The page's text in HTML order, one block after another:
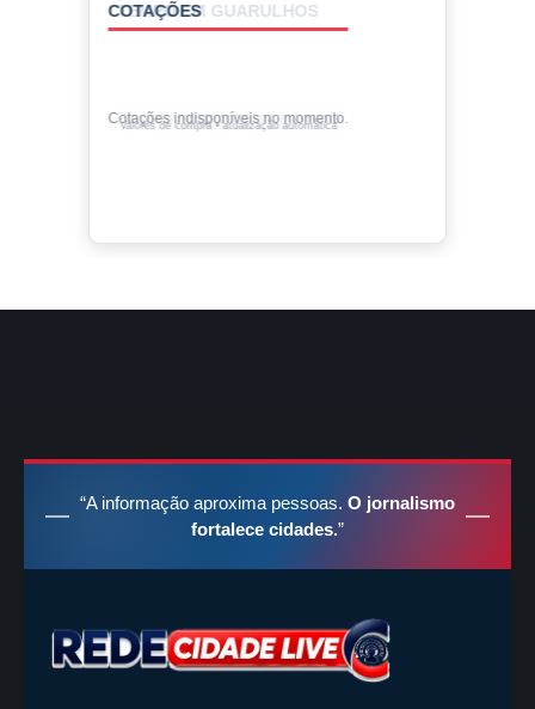
COTAÇÕES
Cotações indisponíveis no momento.
Valores de compra • atualização automática
“A informação aproxima pessoas. O jornalismo
fortalece cidades.”